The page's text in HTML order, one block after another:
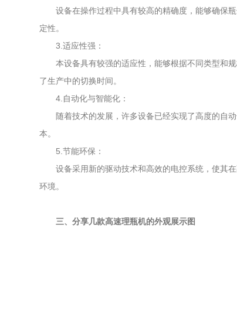
设备在操作过程中具有较高的精确度，能够确保瓶
定性。
3.适应性强：
本设备具有较强的适应性，能够根据不同类型和规
了生产中的切换时间。
4.自动化与智能化：
随着技术的发展，许多设备已经实现了高度的自动
本。
5.节能环保：
设备采用新的驱动技术和高效的电控系统，使其在
环境。
三、分享几款高速理瓶机的外观展示图